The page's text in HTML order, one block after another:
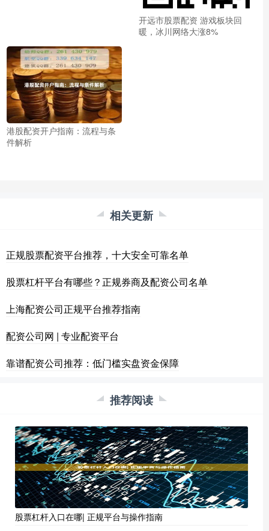
开远市股票配资 游戏板块回
暖，冰川网络大涨8%
港股配资开户指南：流程与条
件解析
相关更新
正规股票配资平台推荐，十大安全可靠名单
股票杠杆平台有哪些？正规券商及配资公司名单
上海配资公司正规平台推荐指南
配资公司网 | 专业配资平台
靠谱配资公司推荐：低门槛实盘资金保障
推荐阅读
股票杠杆入口在哪| 正规平台与操作指南